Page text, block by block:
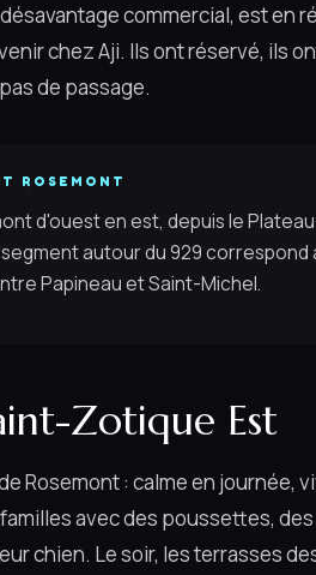
commercial, est en
chez Aji. Ils ont réservé, ils
de passage.
ROSEMONT
d'ouest en est, depuis le
autour du 929
Papineau et Saint-Michel.
Zotique Est
Rosemont : calme en journée,
avec des poussettes,
chien. Le soir, les terrasses